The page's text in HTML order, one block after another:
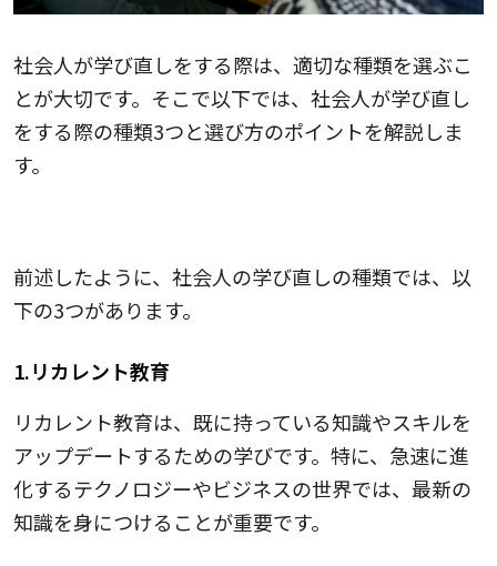
社会人が学び直しをする際は、適切な種類を選ぶこ
とが大切です。そこで以下では、社会人が学び直し
をする際の種類3つと選び方のポイントを解説しま
す。
前述したように、社会人の学び直しの種類では、以
下の3つがあります。
1.リカレント教育
リカレント教育は、既に持っている知識やスキルを
アップデートするための学びです。特に、急速に進
化するテクノロジーやビジネスの世界では、最新の
知識を身につけることが重要です。